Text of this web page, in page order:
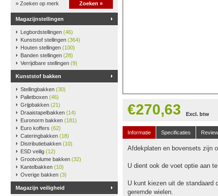
» Zoeken op merk Zoeken »
Magazijnstellingen
Legbordstellingen (46)
Kunststof stellingen (364)
Houten stellingen (100)
Banden stellingen (28)
Verrijdbare stellingen (9)
Kunststof bakken
Stellingbakken (30)
Palletboxen (46)
Grijpbakken (21)
Draaistapelbakken (14)
Euronorm bakken (181)
Euro koffers (62)
Cateringbakken (18)
Distributiebakken (10)
ESD veilig (12)
Grootvolume bakken (32)
Kantelbakken (10)
Overige bakken (3)
Magazijn veiligheid
€270,63 Excl. btw
Informatie Specificaties
Afdekplaten en bovensets zijn
U dient ook de voet optie aan
U kunt kiezen uit de standaard
geremde wielen.